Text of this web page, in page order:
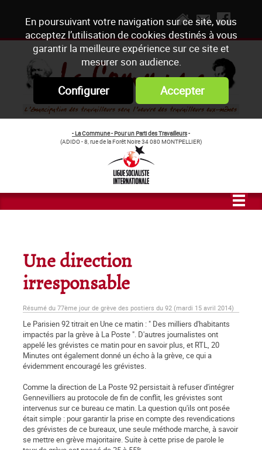
En poursuivant votre navigation sur ce site, vous
acceptez l’utilisation de cookies destinés à vous
garantir la meilleure expérience sur ce site et
mesurer son audience.
Configurer Accepter
- La Commune - Pour un Parti des Travailleurs-
(ADIDO - 8, rue de la Forêt Noire 34 080 MONTPELLIER)
Une direction
irresponsable
Résumé du 77ème jour de grève des postiers du 92 (mardi 15 avril 2014)
Le Parisien 92 titrait en Une ce matin : " Des milliers d'habitants
impactés par la grève à La Poste ". D'autres journalistes ont
appelé les grévistes ce matin pour en savoir plus, et RTL, 20
Minutes ont également donné un écho à la grève, ce qui a
évidemment encouragé les grévistes.
Comme la direction de La Poste 92 persistait à refuser d'intégrer
Gennevilliers au protocole de fin de conflit, les grévistes sont
intervenus sur ce bureau ce matin. La question qu'ils ont posée
était simple : pour garantir la prise en compte des revendications
des grévistes de ce bureaux, une seule méthode marche, à savoir
se mettre en grève majoritaire. Suite à cette prise de parole le